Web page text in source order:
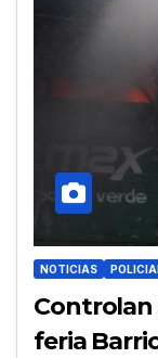
NOTICIAS
Controlan
feria